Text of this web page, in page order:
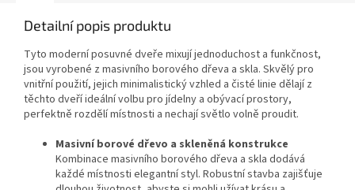
Detailní popis produktu
Tyto moderní posuvné dveře mixují jednoduchost a funkčnost,
jsou vyrobené z masivního borového dřeva a skla. Skvělý pro
vnitřní použití, jejich minimalistický vzhled a čisté linie dělají z
těchto dveří ideální volbu pro jídelny a obývací prostory,
perfektně rozdělí místnosti a nechají světlo volně proudit.
Masivní borové dřevo a skleněná konstrukce
Kombinace masivního borového dřeva a skla dodává
každé místnosti elegantní styl. Robustní stavba zajišťuje